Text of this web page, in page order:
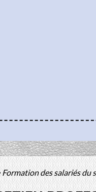
Formation des salariés du